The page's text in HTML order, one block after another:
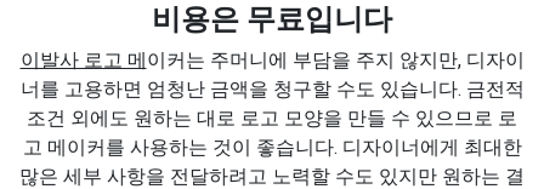
비용은 무료입니다
이발사 로고 메이커는 주머니에 부담을 주지 않지만, 디자이
너를 고용하면 엄청난 금액을 청구할 수도 있습니다. 금전적
조건 외에도 원하는 대로 로고 모양을 만들 수 있으므로 로
고 메이커를 사용하는 것이 좋습니다. 디자이너에게 최대한
많은 세부 사항을 전달하려고 노력할 수도 있지만 원하는 결